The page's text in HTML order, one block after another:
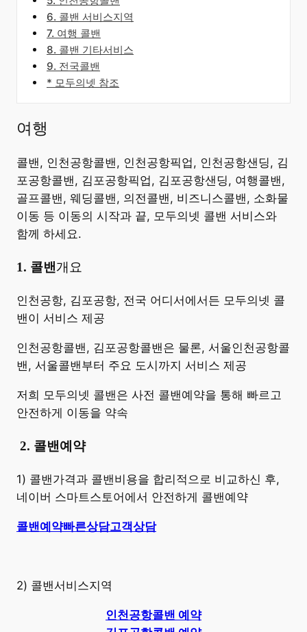
6. 콜밴 서비스지역
7. 여행 콜밴
8. 콜밴 기타서비스
9. 전국콜밴
* 모두의넷 참조
여행
콜밴, 인천공항콜밴, 인천공항픽업, 인천공항샌딩, 김
포공항콜밴, 김포공항픽업, 김포공항샌딩, 여행콜밴,
골프콜밴, 웨딩콜밴, 의전콜밴, 비즈니스콜밴, 소화물
이동 등 이동의 시작과 끝, 모두의넷 콜밴 서비스와
함께 하세요.
​1. 콜밴 개요
​인천공항, 김포공항, 전국 어디서에서든 모두의넷 콜
밴이 서비스 제공
인천공항콜밴, 김포공항콜밴은 물론, 서울인천공항콜
밴, 서울콜밴부터 주요 도시까지 서비스 제공
저희 모두의넷 콜밴은 사전 콜밴예약을 통해 빠르고
안전하게 이동을 약속
2. 콜밴예약
1) 콜밴가격과 콜밴비용을 합리적으로 비교하신 후,
네이버 스마트스토어에서 안전하게 콜밴예약
콜밴예약빠른상담고객상담
2) 콜밴서비스지역
인천공항콜밴 예약